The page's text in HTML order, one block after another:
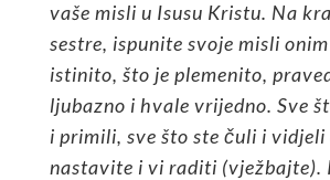
vaše misli u Isusu Kristu. Na
sestre, ispunite svoje misli
istinito, što je plemenito,
ljubazno i hvale vrijedno. Sve
i primili, sve što ste čuli i vidjeli
nastavite i vi raditi (vježbajte).